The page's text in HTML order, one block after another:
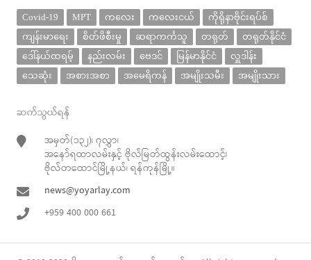
Covid-19 MPT ကလေး ကလေးငယ်
ကိုရိုနာဗိုင်းရပ်စ်
ကျန်းမာရေး
စိတ်ဖိစီးမှု ဆရာကင်္ကသူ တရုတ်
တရုတ်နိုင်ငံ
ဒေါ်နယ်ထရမ့်
နည်းလမ်း ဗေဒင် မြန်မာနိုင်ငံ
လှူဒါန်း
သေဆုံး
အစားအစာ အမေရိကန် အမျိုးသမီး အမျိုးသား
ဆက်သွယ်ရန်
အမှတ်(၁၃၂)၊ ၇လွှာ၊
အနော်ရထာလမ်းနှင့် ဗိုလ်မြတ်ထွန်းလမ်းထောင့်၊
ဗိုလ်တထောင်မြို့နယ်၊ ရန်ကုန်မြို့။
news@yoyarlay.com
+959 400 000 661